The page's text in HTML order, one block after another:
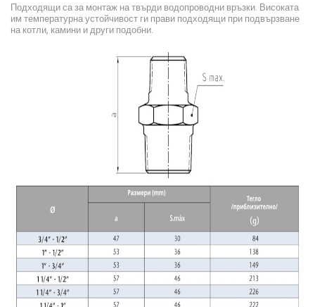
Подходящи са за монтаж на твърди водопроводни връзки. Високата
им температурна устойчивост ги прави подходящи при подвързване
на котли, камини и други подобни.